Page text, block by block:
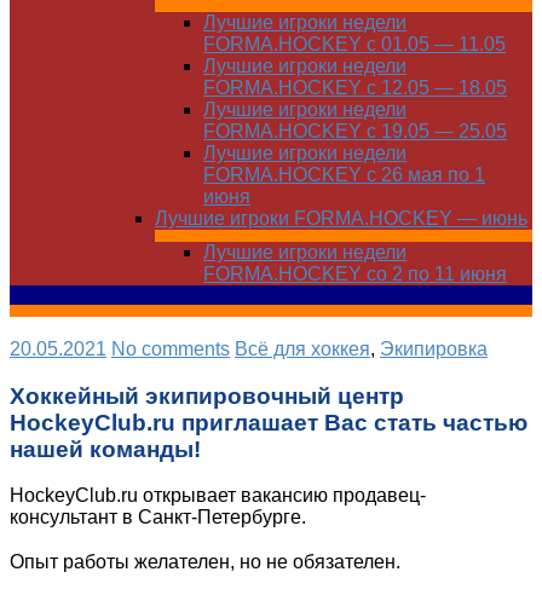
Лучшие игроки недели
FORMA.HOCKEY с 01.05 — 11.05
Лучшие игроки недели
FORMA.HOCKEY с 12.05 — 18.05
Лучшие игроки недели
FORMA.HOCKEY с 19.05 — 25.05
Лучшие игроки недели
FORMA.HOCKEY с 26 мая по 1
июня
Лучшие игроки FORMA.HOCKEY — июнь
Лучшие игроки недели
FORMA.HOCKEY со 2 по 11 июня
20.05.2021 No comments Всё для хоккея, Экипировка
Хоккейный экипировочный центр
HockeyClub.ru приглашает Вас стать частью
нашей команды!
HockeyClub.ru открывает вакансию продавец-
консультант в Санкт-Петербурге.
Опыт работы желателен, но не обязателен.